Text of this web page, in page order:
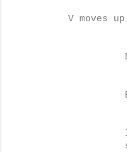
V moves